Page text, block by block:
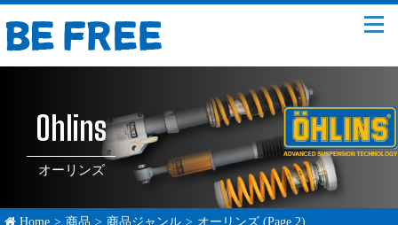
Ohlins
オーリンズ
Home > 商品 > 商品ジャンル > オーリンズ (Page 2)